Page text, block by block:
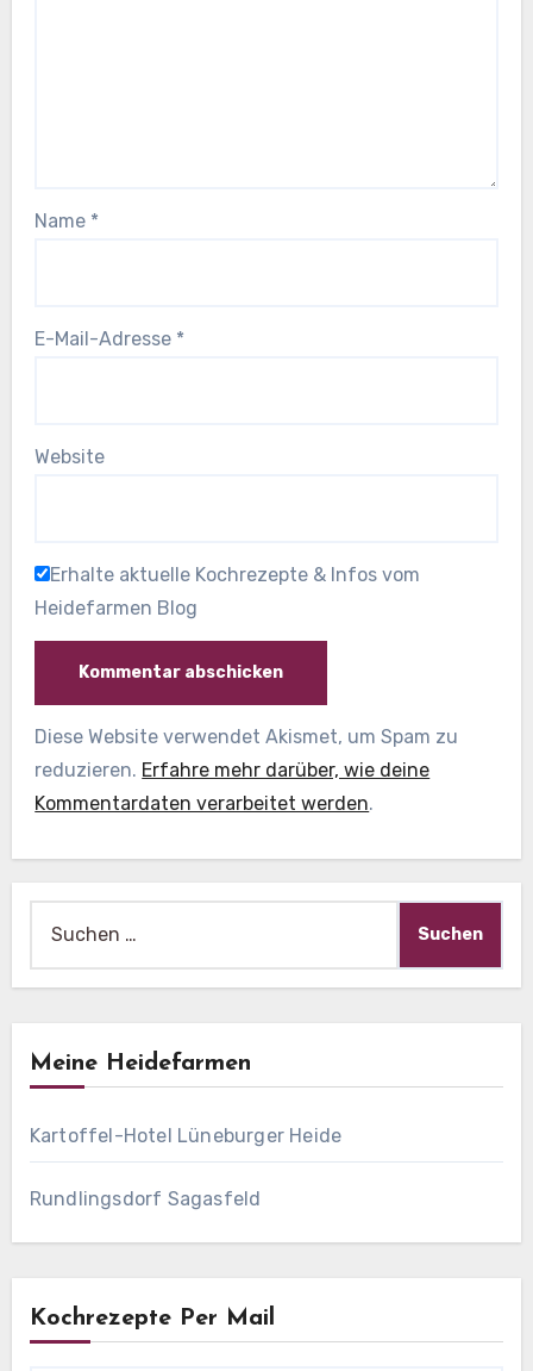
Name *
E-Mail-Adresse *
Website
Erhalte aktuelle Kochrezepte & Infos vom
Heidefarmen Blog
Diese Website verwendet Akismet, um Spam zu
reduzieren. Erfahre mehr darüber, wie deine
Kommentardaten verarbeitet werden.
Meine Heidefarmen
Kartoffel-Hotel Lüneburger Heide
Rundlingsdorf Sagasfeld
Kochrezepte Per Mail